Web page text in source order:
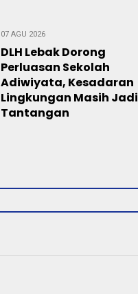
07 AGU 2026
DLH Lebak Dorong
Perluasan Sekolah
Adiwiyata, Kesadaran
Lingkungan Masih Jadi
Tantangan